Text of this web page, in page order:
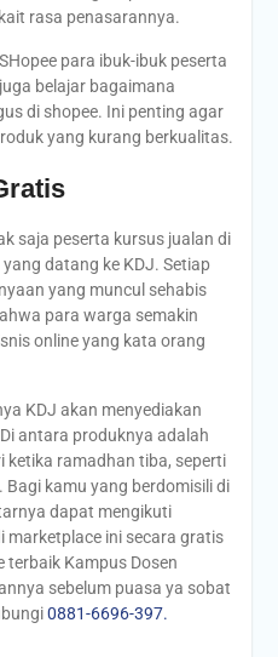
rasa penasarannya.
para ibuk-ibuk peserta
belajar bagaimana
di shopee. Ini penting agar
yang kurang berkualitas.
saja peserta kursus jualan di
datang ke KDJ. Setiap
yang muncul sehabis
para warga semakin
online yang kata orang
KDJ akan menyediakan
antara produknya adalah
ketika ramadhan tiba, seperti
Bagi kamu yang berdomisili di
dapat mengikuti
marketplace ini secara gratis
terbaik Kampus Dosen
sebelum puasa ya sobat
0881-6696-397.